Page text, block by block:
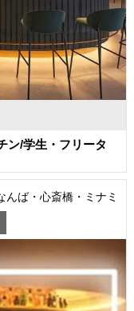
ン/学生・フリータ
んば・心斎橋・ミナミ